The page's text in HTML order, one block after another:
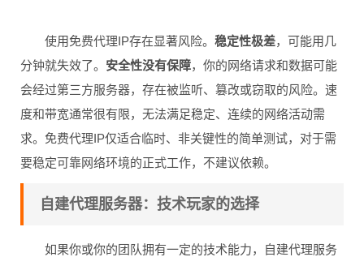
使用免费代理IP存在显著风险。 稳定性极差，可能用几
分钟就失效了。 安全性没有保障，你的网络请求和数据可能
会经过第三方服务器，存在被监听、篡改或窃取的风险。速
度和带宽通常很有限，无法满足稳定、连续的网络活动需
求。免费代理IP仅适合临时、非关键性的简单测试，对于需
要稳定可靠网络环境的正式工作，不建议依赖。
自建代理服务器：技术玩家的选择
如果你或你的团队拥有一定的技术能力，自建代理服务